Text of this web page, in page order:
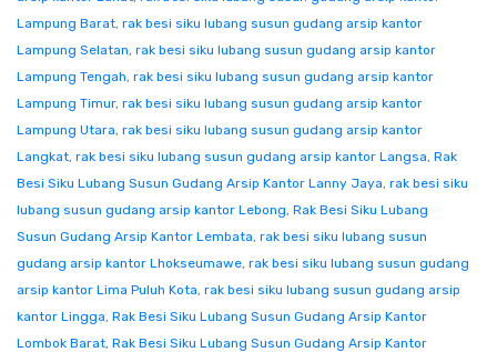
Lampung Barat, rak besi siku lubang susun gudang arsip kantor
Lampung Selatan, rak besi siku lubang susun gudang arsip kantor
Lampung Tengah, rak besi siku lubang susun gudang arsip kantor
Lampung Timur, rak besi siku lubang susun gudang arsip kantor
Lampung Utara, rak besi siku lubang susun gudang arsip kantor
Langkat, rak besi siku lubang susun gudang arsip kantor Langsa, Rak
Besi Siku Lubang Susun Gudang Arsip Kantor Lanny Jaya, rak besi siku
lubang susun gudang arsip kantor Lebong, Rak Besi Siku Lubang
Susun Gudang Arsip Kantor Lembata, rak besi siku lubang susun
gudang arsip kantor Lhokseumawe, rak besi siku lubang susun gudang
arsip kantor Lima Puluh Kota, rak besi siku lubang susun gudang arsip
kantor Lingga, Rak Besi Siku Lubang Susun Gudang Arsip Kantor
Lombok Barat, Rak Besi Siku Lubang Susun Gudang Arsip Kantor